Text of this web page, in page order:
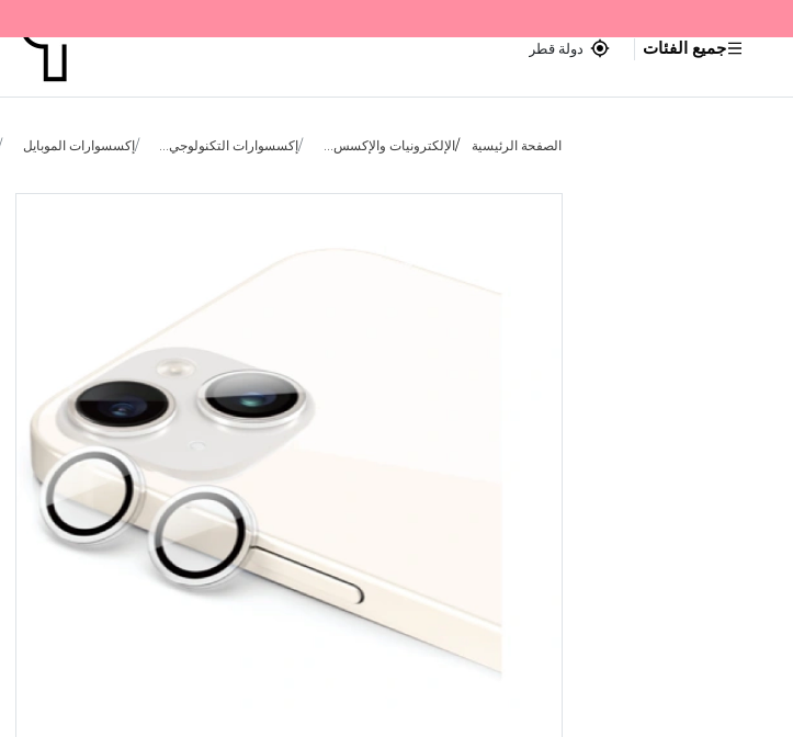
جميع الفئات دولة قطر
الصفحة الرئيسية الإلكترونيات والإكسس... إكسسوارات التكنولوجي... إكسسوارات الموبايل